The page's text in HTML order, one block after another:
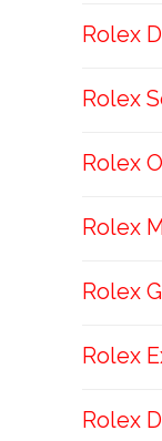
Rolex
Rolex
Rolex
Rolex
Rolex
Rolex
Rolex